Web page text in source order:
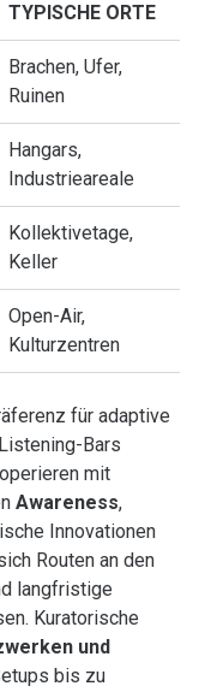
TYPISCHE ORTE
Brachen, Ufer,
Ruinen
Hangars,
Industrieareale
Kollektivetage,
Keller
Open-Air,
Kulturzentren
für adaptive
Bars
mit
Awareness,
Innovationen
Routen an den
langfristige
Kuratorische
und
bis zu